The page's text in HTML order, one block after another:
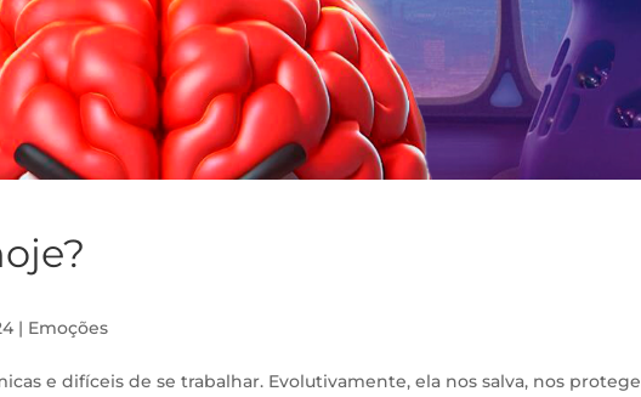
| Emoções
e difíceis de se trabalhar. Evolutivamente, ela nos salva, nos protege